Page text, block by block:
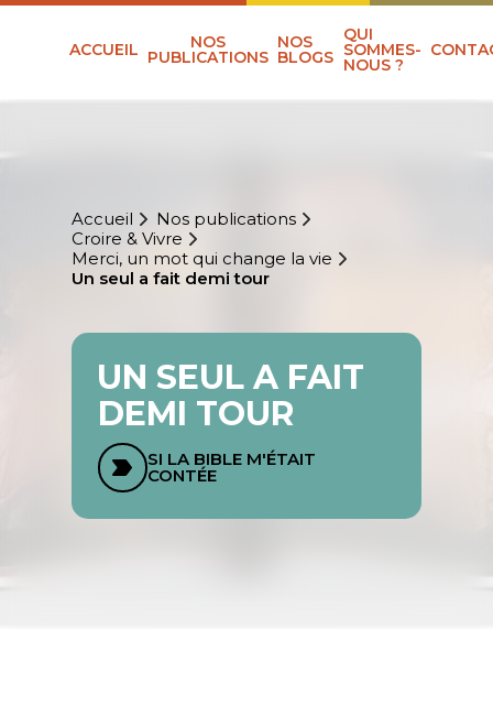
ACCUEIL NOS
PUBLICATIONS
NOS
BLOGS
QUI
SOMMES-
NOUS ?
Accueil
Nos publications
Croire & Vivre
Merci, un mot qui change la vie
Un seul a fait demi tour
UN SEUL A FAIT
DEMI TOUR
SI LA BIBLE M'ÉTAIT
CONTÉE